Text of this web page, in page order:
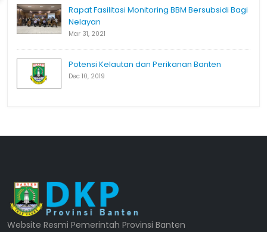
Rapat Fasilitasi Monitoring BBM Bersubsidi Bagi
Nelayan
Mar 31, 2021
Potensi Kelautan dan Perikanan Banten
Dec 10, 2019
Website Resmi Pemerintah Provinsi Banten